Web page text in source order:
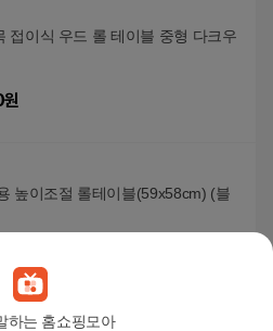
하는 홈쇼핑모아
접이식 우드 롤 테이블 중형 다크우
원
높이조절 롤테이블(59x58cm) (블